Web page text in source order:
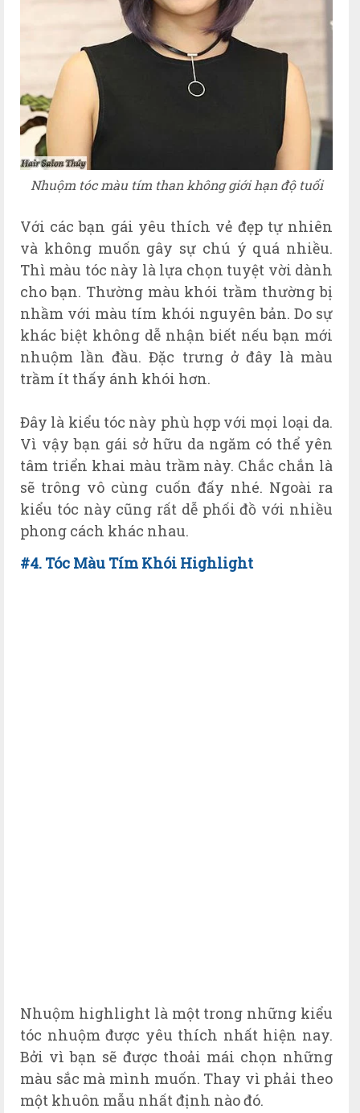
Nhuộm tóc màu tím than không giới hạn độ tuổi
Với các bạn gái yêu thích vẻ đẹp tự nhiên
và không muốn gây sự chú ý quá nhiều.
Thì màu tóc này là lựa chọn tuyệt vời dành
cho bạn. Thường màu khói trầm thường bị
nhầm với màu tím khói nguyên bản. Do sự
khác biệt không dễ nhận biết nếu bạn mới
nhuộm lần đầu. Đặc trưng ở đây là màu
trầm ít thấy ánh khói hơn.
Đây là kiểu tóc này phù hợp với mọi loại da.
Vì vậy bạn gái sở hữu da ngăm có thể yên
tâm triển khai màu trầm này. Chắc chắn là
sẽ trông vô cùng cuốn đấy nhé. Ngoài ra
kiểu tóc này cũng rất dễ phối đồ với nhiều
phong cách khác nhau.
#4. Tóc Màu Tím Khói Highlight
Nhuộm highlight là một trong những kiểu
tóc nhuộm được yêu thích nhất hiện nay.
Bởi vì bạn sẽ được thoải mái chọn những
màu sắc mà mình muốn. Thay vì phải theo
một khuôn mẫu nhất định nào đó.